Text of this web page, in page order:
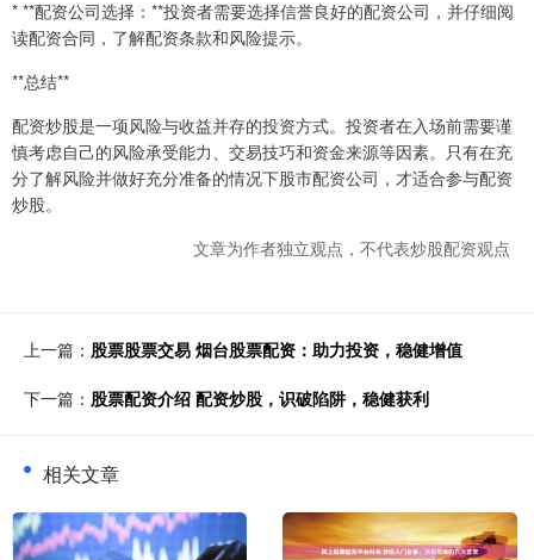
* **配资公司选择：**投资者需要选择信誉良好的配资公司，并仔细阅
读配资合同，了解配资条款和风险提示。
**总结**
配资炒股是一项风险与收益并存的投资方式。投资者在入场前需要谨
慎考虑自己的风险承受能力、交易技巧和资金来源等因素。只有在充
分了解风险并做好充分准备的情况下股市配资公司，才适合参与配资
炒股。
文章为作者独立观点，不代表炒股配资观点
上一篇： 股票股票交易 烟台股票配资：助力投资，稳健增值
下一篇： 股票配资介绍 配资炒股，识破陷阱，稳健获利
相关文章